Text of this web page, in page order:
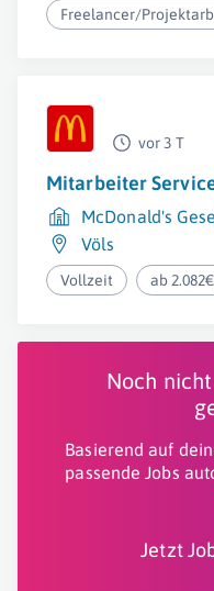
Freelancer/
vor 3 T
Mitarbeiter
McDonald's
Völs
Vollzeit ab
Noch
Basierend auf
passende Jobs
Jetzt